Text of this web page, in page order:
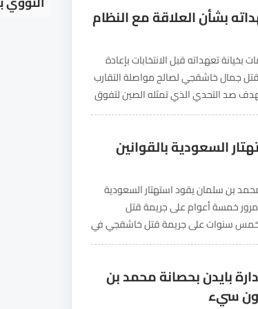
بشأن العلاقة مع النظام
بخيانة تعهداته قبل الانتخابات بإعادة
جمال خاشقجي لصالح مواصلة التقارب
صد التحدي الذي تمثله الصين لتفوق
السعودية بالقوانين
بن سلمان يقود استهتار السعودية
مرور خمسة أعوام على جريمة قتل
سنوات على جريمة قتل خاشقجي في
بايدن بحصانة محمد بن
سيء